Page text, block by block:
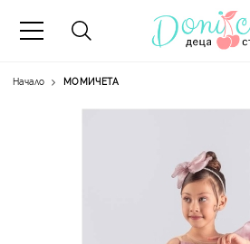
Начало МОМИЧЕТА